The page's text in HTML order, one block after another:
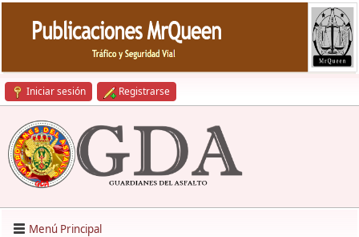
Iniciar sesión Registrarse
Menú Principal